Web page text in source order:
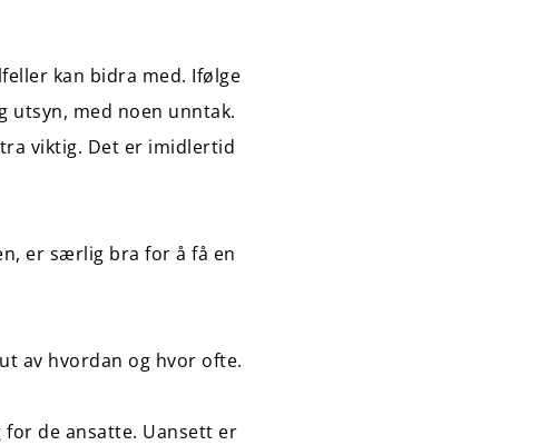
kan bidra med. Ifølge
utsyn, med noen unntak.
viktig. Det er imidlertid
er særlig bra for å få en
av hvordan og hvor ofte.
de ansatte. Uansett er